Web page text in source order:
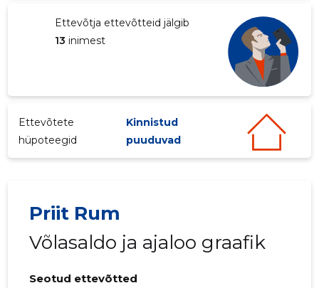
Ettevõtja ettevõtteid jälgib
13 inimest
Ettevõtete
hüpoteegid
Kinnistud
puuduvad
Priit Rum
Võlasaldo ja ajaloo graafik
Seotud ettevõtted